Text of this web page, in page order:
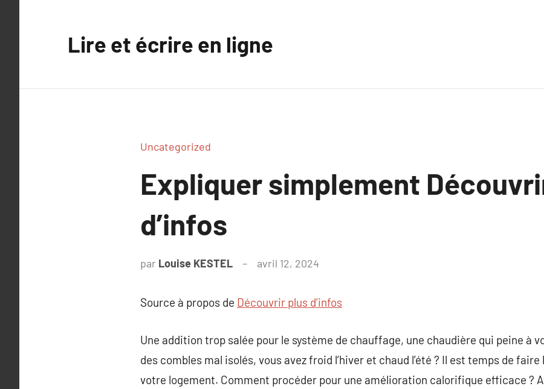
Lire et écrire en ligne
Uncategorized
Expliquer simplement
d’infos
par Louise KESTEL avril 12, 2024
Source à propos de Découvrir plus d’infos
Une addition trop salée pour le système de chauffage, une chaudière qui peine à
des combles mal isolés, vous avez froid l’hiver et chaud l’été ? Il est temps de
votre logement. Comment procéder pour une amélioration calorifique efficace ?